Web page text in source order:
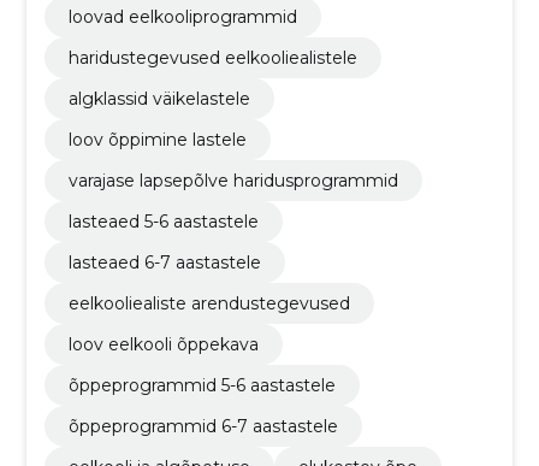
loovad eelkooliprogrammid
haridustegevused eelkooliealistele
algklassid väikelastele
loov õppimine lastele
varajase lapsepõlve haridusprogrammid
lasteaed 5-6 aastastele
lasteaed 6-7 aastastele
eelkooliealiste arendustegevused
loov eelkooli õppekava
õppeprogrammid 5-6 aastastele
õppeprogrammid 6-7 aastastele